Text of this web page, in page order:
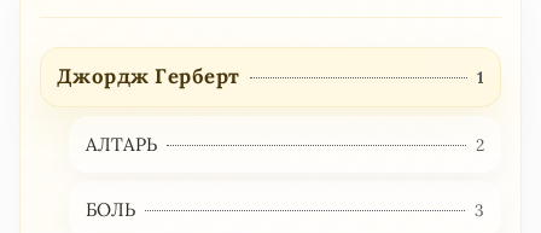
Джордж Герберт 1
АЛТАРЬ 2
БОЛЬ 3